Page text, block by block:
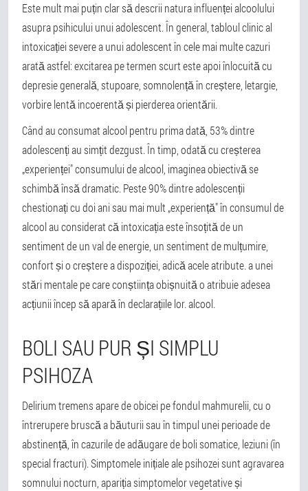
Este mult mai puțin clar să descrii natura influenței alcoolului
asupra psihicului unui adolescent. În general, tabloul clinic al
intoxicației severe a unui adolescent în cele mai multe cazuri
arată astfel: excitarea pe termen scurt este apoi înlocuită cu
depresie generală, stupoare, somnolență în creștere, letargie,
vorbire lentă incoerentă și pierderea orientării.
Când au consumat alcool pentru prima dată, 53% dintre
adolescenți au simțit dezgust. În timp, odată cu creșterea
„experienței" consumului de alcool, imaginea obiectivă se
schimbă însă dramatic. Peste 90% dintre adolescenții
chestionați cu doi ani sau mai mult „experiență" în consumul de
alcool au considerat că intoxicația este însoțită de un
sentiment de un val de energie, un sentiment de mulțumire,
confort și o creștere a dispoziției, adică acele atribute. a unei
stări mentale pe care conștiința obișnuită o atribuie adesea
acțiunii încep să apară în declarațiile lor. alcool.
BOLI SAU PUR ȘI SIMPLU
PSIHOZA
Delirium tremens apare de obicei pe fondul mahmurelii, cu o
întrerupere bruscă a băuturii sau în timpul unei perioade de
abstinență, în cazurile de adăugare de boli somatice, leziuni (în
special fracturi). Simptomele inițiale ale psihozei sunt agravarea
somnului nocturn, apariția simptomelor vegetative și